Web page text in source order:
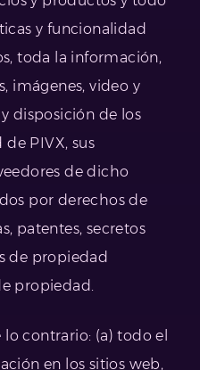
y funcionalidad
toda la información,
imágenes, video y
disposición de los
PIVX, sus
de dicho
por derechos de
patentes, secretos
de propiedad
propiedad.
contrario: (a) todo el
en los sitios web,